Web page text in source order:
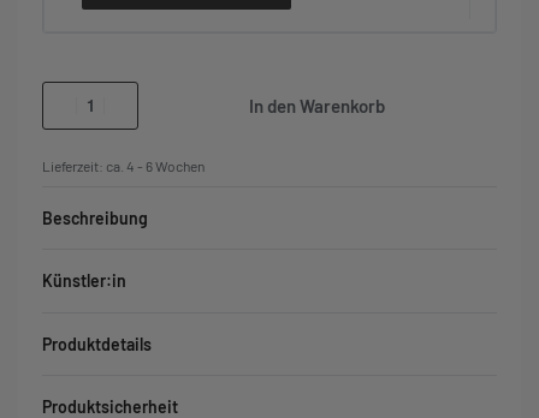
In den Warenkorb
Lieferzeit: ca. 4 - 6 Wochen
Beschreibung
Künstler:in
Produktdetails
Produktsicherheit